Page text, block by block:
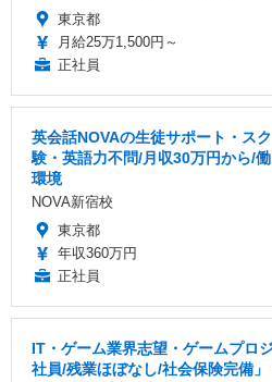
東京都
月給25万1,500円～
正社員
英会話NOVAの生徒サポート・ス
験・英語力不問/月収30万円から/
環境
NOVA新宿校
東京都
年収360万円
正社員
IT・ゲーム業界志望・ゲームプロ
社員/残業ほぼなし/社会保険完備